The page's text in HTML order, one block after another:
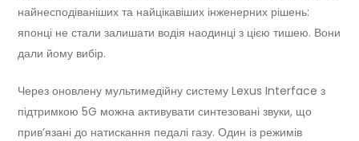
найнесподіваніших та найцікавіших інженерних рішень:
японці не стали залишати водія наодинці з цією тишею. Вони
дали йому вибір.
Через оновлену мультимедійну систему Lexus Interface з
підтримкою 5G можна активувати синтезовані звуки, що
прив’язані до натискання педалі газу. Один із режимів